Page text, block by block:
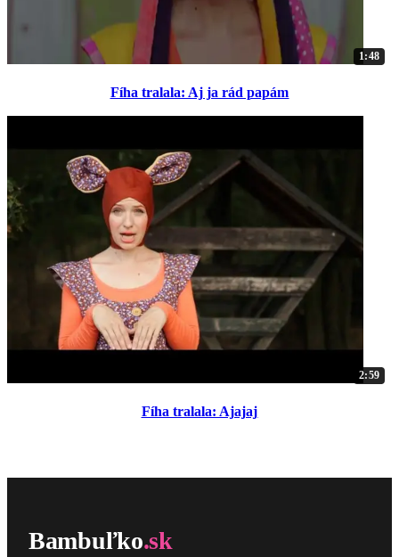
1:48
Fíha tralala: Aj ja rád papám
2:59
Fíha tralala: Ajajaj
Bambuľko.sk